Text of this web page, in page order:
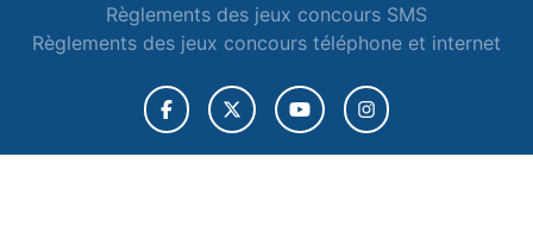
Règlements des jeux concours SMS
Règlements des jeux concours téléphone et internet